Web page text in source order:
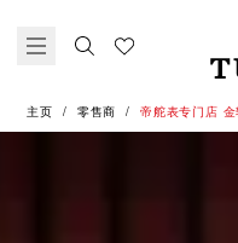
主页 零售商 帝舵表专门店